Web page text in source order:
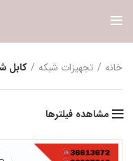
خانه تجهیزات شبکه کابل
مشاهده فیلترها